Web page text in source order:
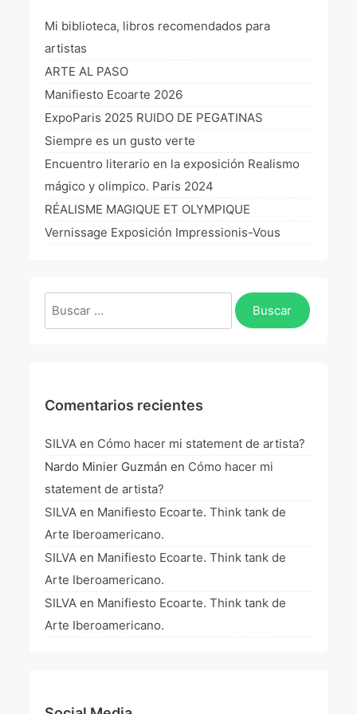
¡VIVE Molière! Un hommage latino-américain à
Exposición París 2021 “Traverser ton miroir” «A
La Formule de l’art París 2020
L’art Colombien à Paris 2019
L’art Latino-américain à Paris 2019
Reflecting Source. NY 2019
Commissaire D’exposition
Manifiesto Ecoarte
Association Paris
Fundación Colombia
Mi biblioteca, libros recomendados para
artistas
ARTE AL PASO
Manifiesto Ecoarte 2026
ExpoParis 2025 RUIDO DE PEGATINAS
Siempre es un gusto verte
Encuentro literario en la exposición Realismo
mágico y olimpico. Paris 2024
RÉALISME MAGIQUE ET OLYMPIQUE
Vernissage Exposición Impressionis-Vous
Buscar:
Comentarios recientes
SILVA en Cómo hacer mi statement de artista?
Nardo Minier Guzmán en Cómo hacer mi
statement de artista?
SILVA en Manifiesto Ecoarte. Think tank de
Arte Iberoamericano.
SILVA en Manifiesto Ecoarte. Think tank de
Arte Iberoamericano.
SILVA en Manifiesto Ecoarte. Think tank de
Arte Iberoamericano.